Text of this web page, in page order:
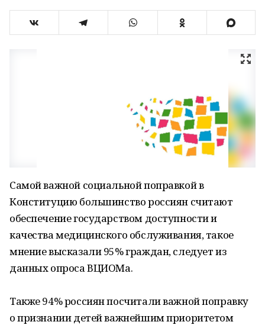
Самой важной социальной поправкой в
Конституцию большинство россиян считают
обеспечение государством доступности и
качества медицинского обслуживания, такое
мнение высказали 95% граждан, следует из
данных опроса ВЦИОМа.
Также 94% россиян посчитали важной поправку
о признании детей важнейшим приоритетом